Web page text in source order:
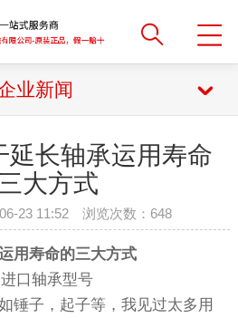
业新闻
延长轴承运用寿命
大方式
23 11:52 浏览次数： 648
用寿命的三大方式
口轴承型号
锤子，起子等，我见过太多用